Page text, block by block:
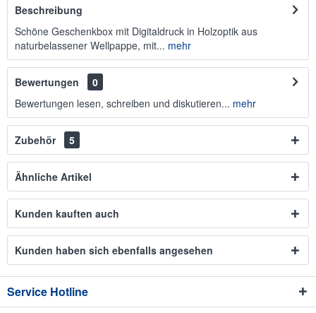
Beschreibung
Schöne Geschenkbox mit Digitaldruck in Holzoptik aus
naturbelassener Wellpappe, mit... mehr
Bewertungen
0
Bewertungen lesen, schreiben und diskutieren... mehr
Zubehör 5
Ähnliche Artikel
Kunden kauften auch
Kunden haben sich ebenfalls angesehen
Service Hotline